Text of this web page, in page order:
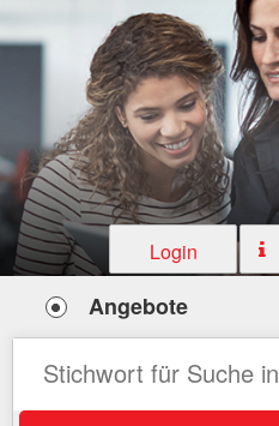
Login
Angebote